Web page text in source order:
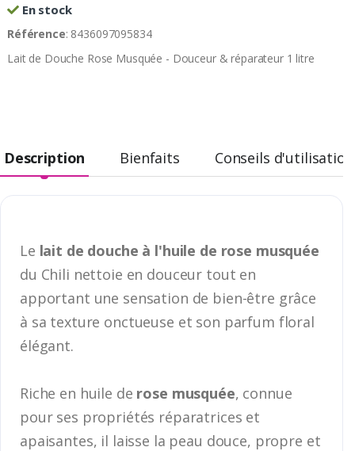
En stock
Référence: 8436097095834
Lait de Douche Rose Musquée - Douceur & réparateur 1 litre
Description Bienfaits Conseils d'utilisation
Le lait de douche à l'huile de rose musquée
du Chili nettoie en douceur tout en
apportant une sensation de bien-être grâce
à sa texture onctueuse et son parfum floral
élégant.
Riche en huile de rose musquée, connue
pour ses propriétés réparatrices et
apaisantes, il laisse la peau douce, propre et